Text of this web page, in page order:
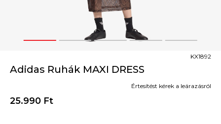
1 2 3 4 5
Adidas Ruhák MAXI DRESS
KX1892
25.990 Ft
Értesítést kérek a leárazásról